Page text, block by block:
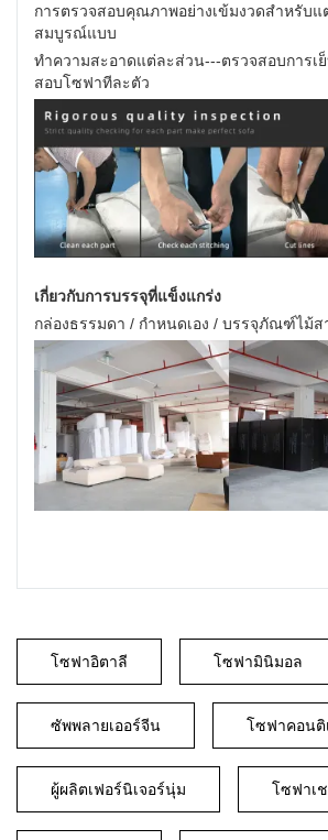
การตรวจสอบคุณภาพอย่างเข้มงวดสำหรับ
สมบูรณ์แบบ
ทำความสะอาดแต่ละส่วน---ตรวจสอบการเ
สอบโซฟาทีละตัว
เกี่ยวกับการบรรจุที่แข็งแกร่ง
กล่องธรรมดา / กำหนดเอง / บรรจุภัณฑ์ไม้ส
โซฟาอิตาลี โซฟามินิมอล
ซัพพลายเออร์จีน โซฟาคอนติ
ผู้ผลิตเฟอร์นิเจอร์นุ่ม โซฟาเ